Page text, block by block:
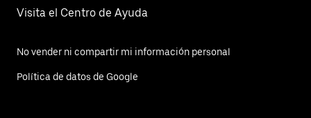
Visita el Centro de Ayuda
No vender ni compartir mi información personal
Política de datos de Google